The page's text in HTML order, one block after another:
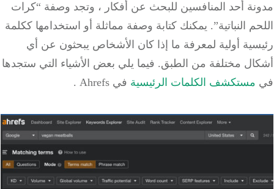
أحد المنافسين للبحث عن أفكار ، وتجد وصفة “كرات
النباتية”. يمكنك كتابة وصفة مماثلة أو استخدامها ككلمة
أولية لمعرفة ما إذا كان الأشخاص يبحثون عن أي
مختلفة من الطبق. فيما يلي بعض الأشياء التي ستجدها
مستكشف الكلمات الرئيسيةفي Ahrefs .